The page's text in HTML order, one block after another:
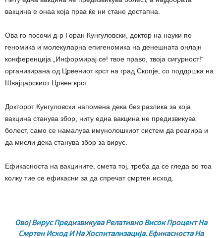
вакцина е онаа која прва ќе ни стане достапна.
Ова го посочи д-р Горан Кунгуловски, доктор на науки по
геномика и молекуларна епигеномика на денешната онлајн
конференција „Информирај се! твое право, твоја сигурност!“
организирана од Црвениот крст на град Скопје, со поддршка на
Швајцарскиот Црвен крст.
Докторот Кунгуловски напомена дека без разлика за која
вакцина станува збор, ниту една вакцина не предизвикува
болест, само се намалува имунолошкиот систем да реагира и
да мисли дека станува збор за вирус.
Ефикасноста на вакцините, смета тој, треба да се гледа во тоа
колку тие се ефикасни за да спречат смртен исход.
Овој Вирус Предизвикува Релативно Висок Процент На
Смртен Исход И На Хоспитализација. Ефикасноста На